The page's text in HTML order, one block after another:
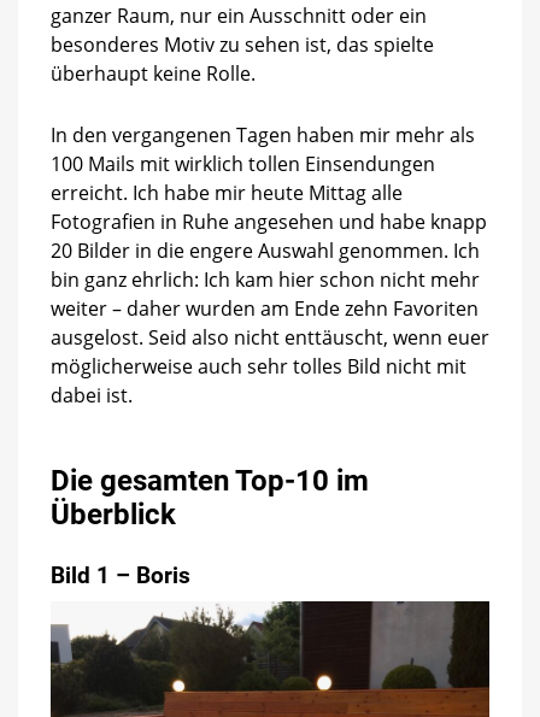
ganzer Raum, nur ein Ausschnitt oder ein
besonderes Motiv zu sehen ist, das spielte
überhaupt keine Rolle.
In den vergangenen Tagen haben mir mehr als
100 Mails mit wirklich tollen Einsendungen
erreicht. Ich habe mir heute Mittag alle
Fotografien in Ruhe angesehen und habe knapp
20 Bilder in die engere Auswahl genommen. Ich
bin ganz ehrlich: Ich kam hier schon nicht mehr
weiter – daher wurden am Ende zehn Favoriten
ausgelost. Seid also nicht enttäuscht, wenn euer
möglicherweise auch sehr tolles Bild nicht mit
dabei ist.
Die gesamten Top-10 im
Überblick
Bild 1 – Boris